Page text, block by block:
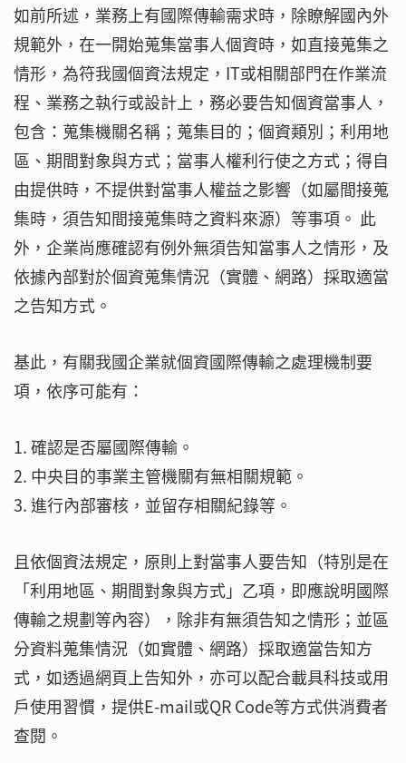
如前所述，業務上有國際傳輸需求時，除瞭解國內外
規範外，在一開始蒐集當事人個資時，如直接蒐集之
情形，為符我國個資法規定，IT或相關部門在作業流
程、業務之執行或設計上，務必要告知個資當事人，
包含：蒐集機關名稱；蒐集目的；個資類別；利用地
區、期間對象與方式；當事人權利行使之方式；得自
由提供時，不提供對當事人權益之影響（如屬間接蒐
集時，須告知間接蒐集時之資料來源）等事項。 此
外，企業尚應確認有例外無須告知當事人之情形，及
依據內部對於個資蒐集情況（實體、網路）採取適當
之告知方式。
基此，有關我國企業就個資國際傳輸之處理機制要
項，依序可能有：
1. 確認是否屬國際傳輸。
2. 中央目的事業主管機關有無相關規範。
3. 進行內部審核，並留存相關紀錄等。
且依個資法規定，原則上對當事人要告知（特別是在
「利用地區、期間對象與方式」乙項，即應說明國際
傳輸之規劃等內容），除非有無須告知之情形；並區
分資料蒐集情況（如實體、網路）採取適當告知方
式，如透過網頁上告知外，亦可以配合載具科技或用
戶使用習慣，提供E-mail或QR Code等方式供消費者
查閱。